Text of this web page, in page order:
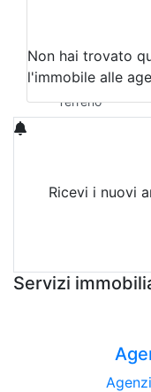
Qualsiasi
Terreno
Terreno
Non hai trovato
l'immobile alle
Ricevi i nuovi
Servizi